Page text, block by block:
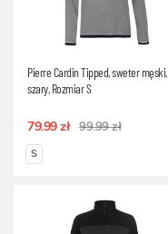
Pierre Cardin Tipped, sweter męski,
szary, Rozmiar S
79.99 zł 99.99 zł
S